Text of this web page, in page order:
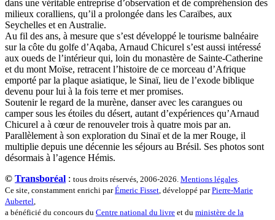
Lanni Dominique
Lanouguère-Bruneau Virginie
Lantz François
Lautier-Gaud Jean
Le Maître Anne
Leblanc Léopoldine
Leblay Julien
Lebrun Alain
Lefèvre David
Lelièvre Olivier
Lemire Olivier
Lemonnier Philippe
Lobo Éric
Lodoidamba Chadraabalyn
Loireau Alexis
Loquet Denis
Lutz Philippe
Manoukian Patrick
dans une véritable entreprise d’observation et de compréhension des
milieux coralliens, qu’il a prolongée dans les Caraïbes, aux
Seychelles et en Australie.
Au fil des ans, à mesure que s’est développé le tourisme balnéaire
sur la côte du golfe d’Aqaba, Arnaud Chicurel s’est aussi intéressé
aux oueds de l’intérieur qui, loin du monastère de Sainte-Catherine
et du mont Moïse, retracent l’histoire de ce morceau d’Afrique
emporté par la plaque asiatique, le Sinaï, lieu de l’exode biblique
devenu pour lui à la fois terre et mer promises.
Soutenir le regard de la murène, danser avec les carangues ou
camper sous les étoiles du désert, autant d’expériences qu’Arnaud
Chicurel a à cœur de renouveler trois à quatre mois par an.
Parallèlement à son exploration du Sinaï et de la mer Rouge, il
multiplie depuis une décennie les séjours au Brésil. Ses photos sont
désormais à l’agence Hémis.
© Transboréal : tous droits réservés, 2006-2026. Mentions légales
Ce site, constamment enrichi parÉmeric Fisset , développé parPierre-Marie
Aubertel
a bénéficié du concours du Centre national du livre et du ministère de la